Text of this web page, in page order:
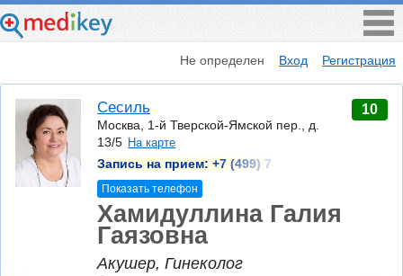
Не определен Вход Регистрация
Сесиль
Москва, 1-й Тверской-Ямской пер., д.
13/5 На карте
Запись на прием: +7 (499) 7
Показать телефон
10
Хамидуллина Галия
Гаязовна
Акушер, Гинеколог